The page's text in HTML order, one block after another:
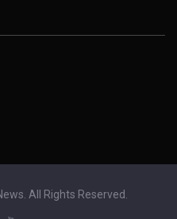
All Rights Reserved.